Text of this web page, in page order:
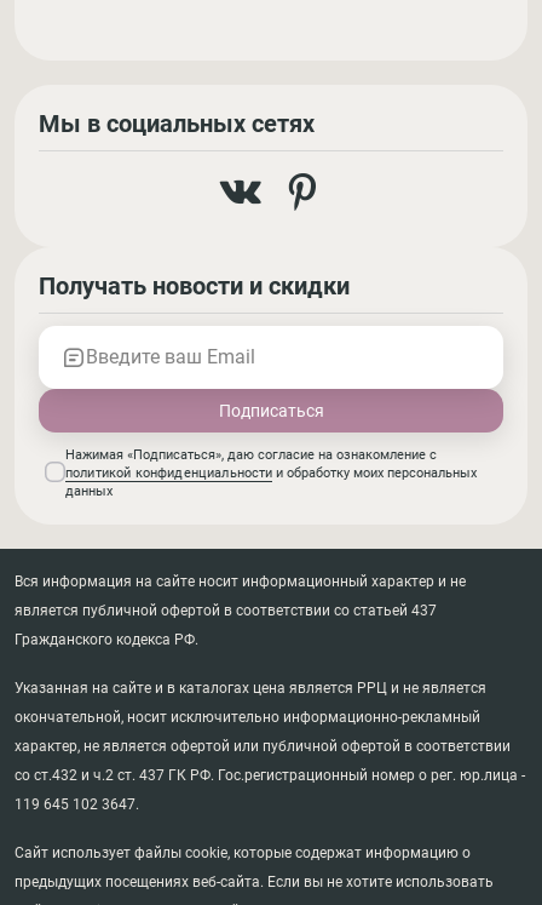
Мы в социальных сетях
Получать новости и скидки
Введите ваш Email
Нажимая «Подписаться», даю согласие на ознакомление с
политикой конфиденциальности и обработку моих персональных
данных
Вся информация на сайте носит информационный характер и не
является публичной офертой в соответствии со статьей 437
Гражданского кодекса РФ.
Указанная на сайте и в каталогах цена является РРЦ и не является
окончательной, носит исключительно информационно-рекламный
характер, не является офертой или публичной офертой в соответствии
со ст.432 и ч.2 ст. 437 ГК РФ. Гос.регистрационный номер о рег. юр.лица -
119 645 102 3647.
Сайт использует файлы cookie, которые содержат информацию о
предыдущих посещениях веб-сайта. Если вы не хотите использовать